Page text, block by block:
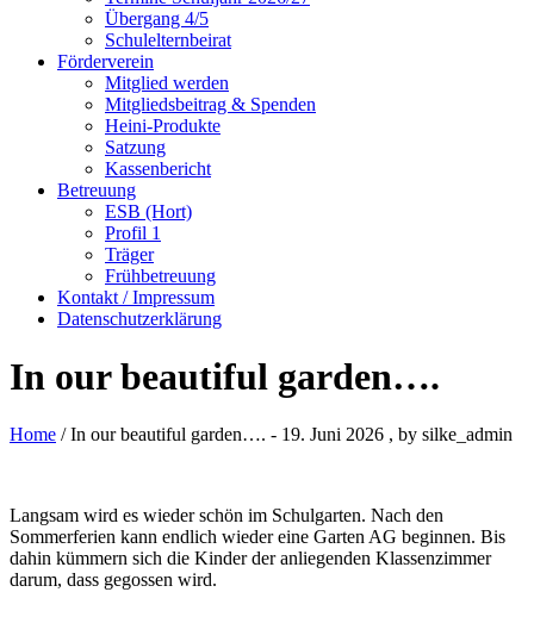
Übergang 4/5
Schulelternbeirat
Förderverein
Mitglied werden
Mitgliedsbeitrag & Spenden
Heini-Produkte
Satzung
Kassenbericht
Betreuung
ESB (Hort)
Profil 1
Träger
Frühbetreuung
Kontakt / Impressum
Datenschutzerklärung
In our beautiful garden….
Home / In our beautiful garden…. - 19. Juni 2026 , by silke_admin
Langsam wird es wieder schön im Schulgarten. Nach den
Sommerferien kann endlich wieder eine Garten AG beginnen. Bis
dahin kümmern sich die Kinder der anliegenden Klassenzimmer
darum, dass gegossen wird.